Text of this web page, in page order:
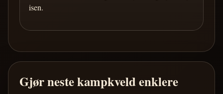
isen.
Gjør neste kampkveld enklere